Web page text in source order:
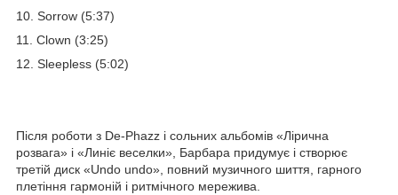
10. Sorrow (5:37)
11. Clown (3:25)
12. Sleepless (5:02)
Після роботи з De-Phazz і сольних альбомів «Лірична
розвага» і «Линіє веселки», Барбара придумує і створює
третій диск «Undo undo», повний музичного шиття, гарного
плетіння гармоній і ритмічного мережива.